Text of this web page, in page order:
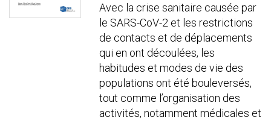
Avec la crise sanitaire causée par
le SARS-CoV-2 et les restrictions
de contacts et de déplacements
qui en ont découlées, les
habitudes et modes de vie des
populations ont été bouleversés,
tout comme l’organisation des
activités, notamment médicales et